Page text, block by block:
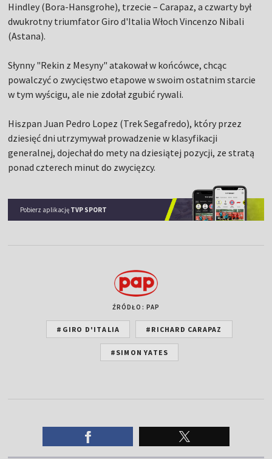
Hindley (Bora-Hansgrohe), trzecie – Carapaz, a czwarty był
dwukrotny triumfator Giro d'Italia Włoch Vincenzo Nibali
(Astana).
Słynny "Rekin z Mesyny" atakował w końcówce, chcąc
powalczyć o zwycięstwo etapowe w swoim ostatnim starcie
w tym wyścigu, ale nie zdołał zgubić rywali.
Hiszpan Juan Pedro Lopez (Trek Segafredo), który przez
dziesięć dni utrzymywał prowadzenie w klasyfikacji
generalnej, dojechał do mety na dziesiątej pozycji, ze stratą
ponad czterech minut do zwycięzcy.
Pobierz aplikację TVP SPORT
ŹRÓDŁO: PAP
#GIRO D'ITALIA #RICHARD CARAPAZ
#SIMON YATES